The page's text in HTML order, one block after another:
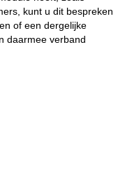
kunt u dit bespreken
of een dergelijke
daarmee verband